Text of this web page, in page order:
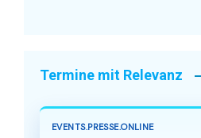
Termine mit Relevanz
EVENTS.PRESSE.ONLINE